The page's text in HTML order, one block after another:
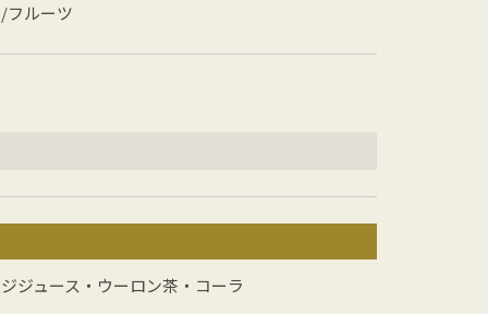
フルーツ
ジュース・ウーロン茶・コーラ